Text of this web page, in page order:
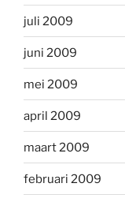
juli 2009
juni 2009
mei 2009
april 2009
maart 2009
februari 2009